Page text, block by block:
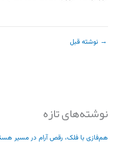
نوشته‌های تازه
هم‌فازی با فلک، رقص آرام در مسیر
→ نوشته قبل